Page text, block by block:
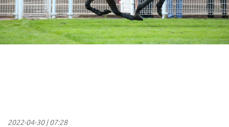
2022-04-30|07:28